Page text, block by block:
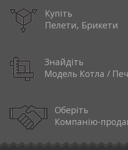
Купіть
Пелети, Брикети
Знайдіть
Модель Котла /
Оберіть
Компанію-